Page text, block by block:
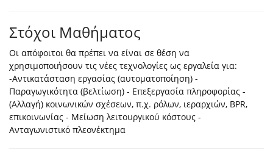
Στόχοι Μαθήματος
Οι απόφοιτοι θα πρέπει να είναι σε θέση να
χρησιμοποιήσουν τις νέες τεχνολογίες ως εργαλεία για:
-Αντικατάσταση εργασίας (αυτοματοποίηση) -
Παραγωγικότητα (βελτίωση) - Επεξεργασία πληροφορίας -
(Αλλαγή) κοινωνικών σχέσεων, π.χ. ρόλων, ιεραρχιών, BPR,
επικοινωνίας - Μείωση λειτουργικού κόστους -
Ανταγωνιστικό πλεονέκτημα